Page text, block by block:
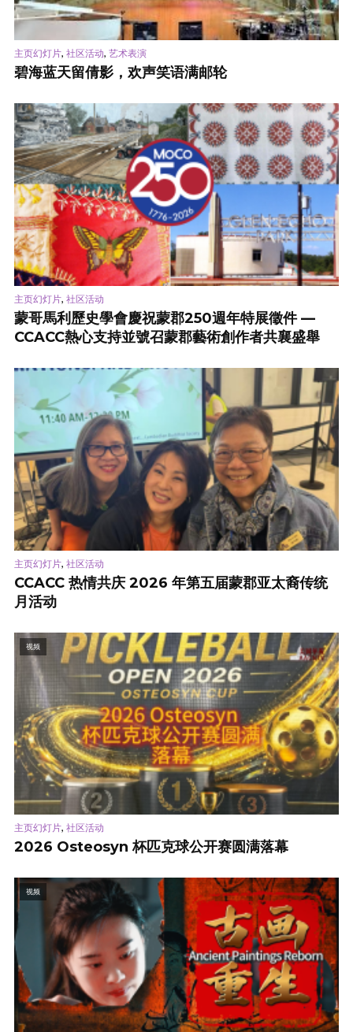
主页幻灯片, 社区活动, 艺术表演
碧海蓝天留倩影，欢声笑语满邮轮
主页幻灯片, 社区活动
蒙哥馬利歷史學會慶祝蒙郡250週年特展徵件 —
CCACC熱心支持並號召蒙郡藝術創作者共襄盛舉
主页幻灯片, 社区活动
CCACC 热情共庆 2026 年第五届蒙郡亚太裔传统
月活动
视频
主页幻灯片, 社区活动
2026 Osteosyn 杯匹克球公开赛圆满落幕
视频